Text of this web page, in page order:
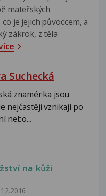
mateřských
je jejich původcem, a
zákrok, z těla
Suchecká
znaménka jsou
nejčastěji vznikají po
nebo...
na kůži